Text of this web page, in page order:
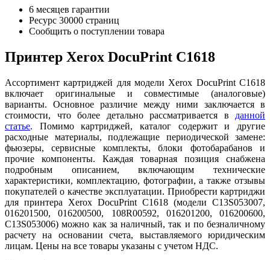
6 месяцев гарантии
Ресурс 30000 страниц
Сообщить о поступлении товара
Принтер Xerox DocuPrint C1618
Ассортимент картриджей для модели Xerox DocuPrint C1618
включает оригинальные и совместимые (аналоговые)
варианты. Основное различие между ними заключается в
стоимости, что более детально рассматривается в данной
статье. Помимо картриджей, каталог содержит и другие
расходные материалы, подлежащие периодической замене:
фьюзеры, сервисные комплекты, блоки фотобарабанов и
прочие компоненты. Каждая товарная позиция снабжена
подробным описанием, включающим технические
характеристики, комплектацию, фотографии, а также отзывы
покупателей о качестве эксплуатации. Приобрести картриджи
для принтера Xerox DocuPrint C1618 (модели C13S053007,
016201500, 016200500, 108R00592, 016201200, 016200600,
C13S053006) можно как за наличный, так и по безналичному
расчету на основании счета, выставляемого юридическим
лицам. Цены на все товары указаны с учетом НДС.